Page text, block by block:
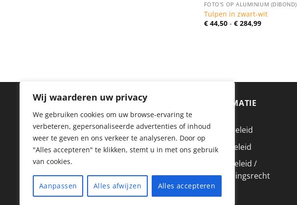
Wij waarderen uw privacy
We gebruiken cookies om uw browse-ervaring te
verbeteren, gepersonaliseerde advertenties of inhoud
weer te geven en ons verkeer te analyseren. Door op
"Alles accepteren" te klikken, stemt u in met ons gebruik
van cookies.
Aanpassen Alles afwijzen Alles accepteren
FOTO'S OP ALUMINIUM (DIBOND)
Tulpen in zwart-wit
€44,50 - €284,99Prijsklasse:
INFORMATIE
Privacybeleid
Cookiebeleid
Retourbeleid /
Herroepingsrecht